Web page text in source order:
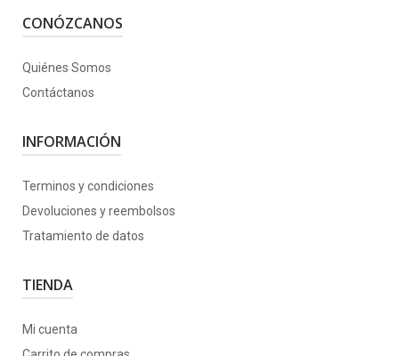
CONÓZCANOS
Quiénes Somos
Contáctanos
INFORMACIÓN
Terminos y condiciones
Devoluciones y reembolsos
Tratamiento de datos
TIENDA
Mi cuenta